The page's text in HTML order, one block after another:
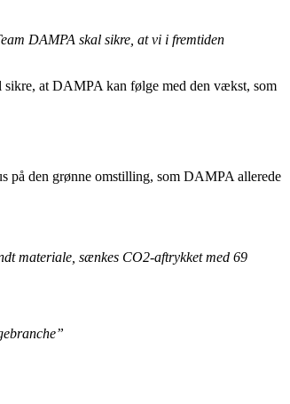
DAMPA skal sikre, at vi i fremtiden
at DAMPA kan følge med den vækst, som
på den grønne omstilling, som DAMPA allerede
materiale, sænkes CO2-aftrykket med 69